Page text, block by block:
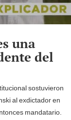
una
del
sostuvieron
al exdictador en
mandatario.